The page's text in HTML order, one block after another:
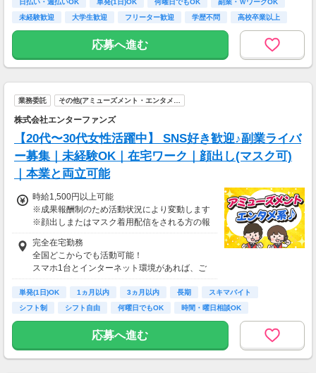
未経験歓迎
大学生歓迎 フリーター歓迎 学歴不問 高校卒業以上
応募へ進む
業務委託 その他(アミューズメント・エンタメ…
株式会社エンターファンズ
【20代〜30代女性活躍中】 SNS好き歓迎♪副業ライバ
ー募集｜未経験OK｜在宅ワーク｜顔出し(マスク可)
｜本業と両立可能
時給1,500円以上可能
※成果報酬制のため活動状況により変動します
※顔出しまたはマスク着用配信をされる方の報
酬基準となります
【収入例】
■事務職Aさん（週3日・月50時間程度）
月収8万円～15万円
月収15万円～25万円
■主婦Cさん（月100時間程度）
月収20万円以上
現在活躍中のライバーの多くは会社員や主婦の
方。
本業や家庭と両立しながら副業として活動され
完全在宅勤務
全国どこからでも活動可能！
スマホ1台とインターネット環境があれば、ご
自宅からスタートできます。
通勤時間ゼロだから、本業やプライベートとの
両立もラクラク♪
単発(1日)OK 1ヵ月以内 3ヵ月以内 長期
スキマバイト
シフト制
シフト自由 何曜日でもOK 時間・曜日相談OK
応募へ進む